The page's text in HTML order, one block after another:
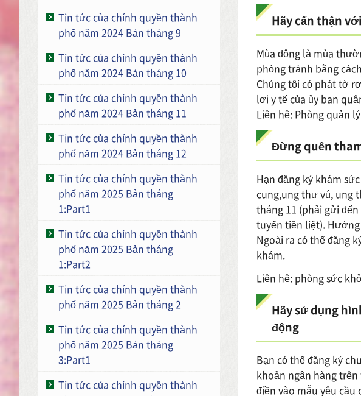
Tin tức của chính quyền thành
phố năm 2024 Bản tháng 9
Tin tức của chính quyền thành
phố năm 2024 Bản tháng 10
Tin tức của chính quyền thành
phố năm 2024 Bản tháng 11
Tin tức của chính quyền thành
phố năm 2024 Bản tháng 12
Tin tức của chính quyền thành
phố năm 2025 Bản tháng
1:Part1
Tin tức của chính quyền thành
phố năm 2025 Bản tháng
1:Part2
Tin tức của chính quyền thành
phố năm 2025 Bản tháng 2
Tin tức của chính quyền thành
phố năm 2025 Bản tháng
3:Part1
Tin tức của chính quyền thành
Hãy cẩn thận
Mùa đông là mùa
phòng tránh bằng
Chúng tôi có phát tờ
lợi y tế của ủy ban
Liên hệ: Phòng quản
Đừng quên
Hạn đăng ký khám
cung,ung thư vú, ung
tháng 11 (phải gửi
tuyến tiền liệt).
Ngoài ra có thể đăng
khám.
Liên hệ: phòng sức
Hãy sử dụng
động
Bạn có thể đăng ký
khoản ngân hàng
điền vào mẫu yêu